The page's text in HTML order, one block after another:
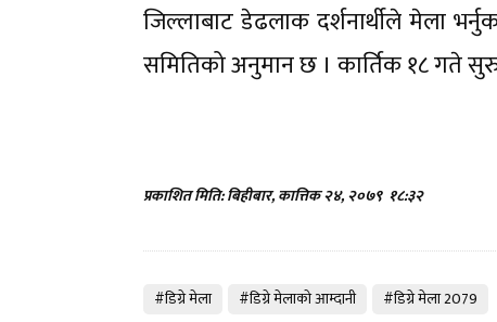
जिल्लाबाट डेढलाक दर्शनार्थीले मेला
समितिको अनुमान छ । कार्तिक १८ गते
प्रकाशित मिति: बिहीबार, कात्तिक २४, २०७९ १८:३२
#डिग्रे मेला #डिग्रे मेलाकाे आम्दानी #डिग्रे मेला 2079